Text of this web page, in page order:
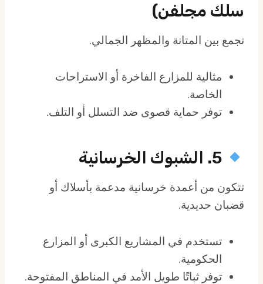
سلك مجلفن)
تجمع بين المتانة والمظهر الجمالي.
مثالية للمزارع الفاخرة أو الاستراحات
الخاصة.
توفر حماية قصوى ضد التسلل أو التلف.
5. الشبوك الخرسانية
تتكون من أعمدة خرسانية مدعمة بأسلاك أو
قضبان حديدية.
تستخدم في المشاريع الكبرى أو المزارع
الحكومية.
توفر ثباتًا طويل الأمد في المناطق المفتوحة.